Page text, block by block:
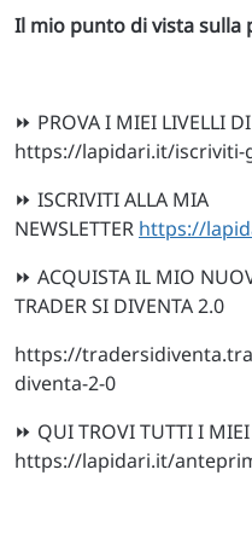
Il mio punto di vista sulla
⏩ PROVA I MIEI LIVELLI
https://lapidari.it/
⏩ ISCRIVITI ALLA MIA
NEWSLETTER https://
⏩ ACQUISTA IL MIO
TRADER SI DIVENTA 2.0
https://
diventa-2-0
⏩ QUI TROVI TUTTI I MIEI
https://lapidari.it/